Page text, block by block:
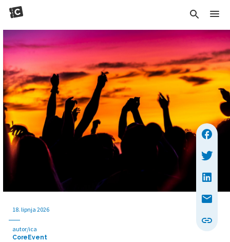
18. lipnja 2026
autor/ica
CoreEvent